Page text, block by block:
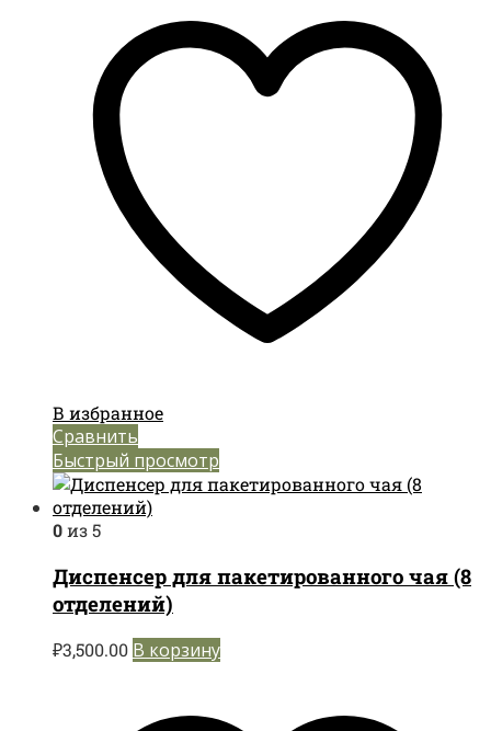
В избранное
Сравнить
Быстрый просмотр
0из 5
Диспенсер для пакетированного чая (8
отделений)
₽3,500.00 В корзину